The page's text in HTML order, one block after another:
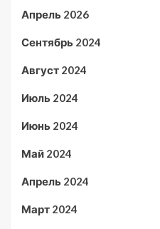
Апрель 2026
Сентябрь 2024
Август 2024
Июль 2024
Июнь 2024
Май 2024
Апрель 2024
Март 2024